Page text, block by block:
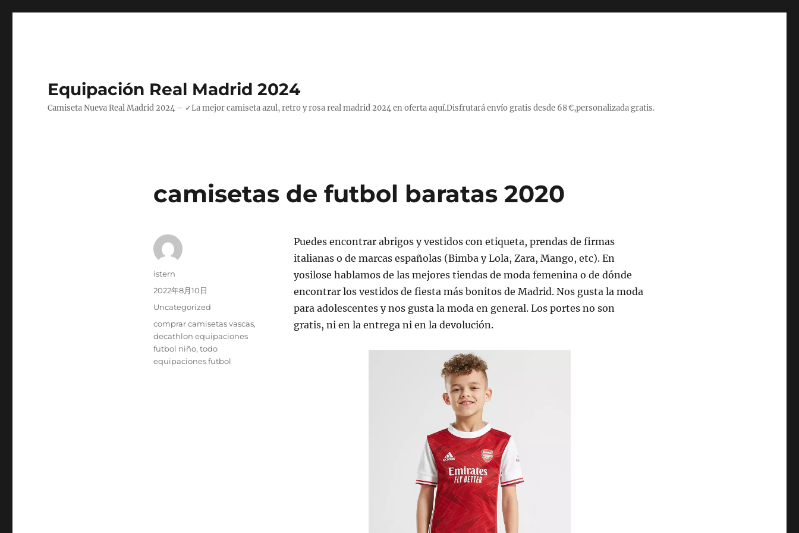
Equipación Real Madrid 2024
Camiseta Nueva Real Madrid 2024 – ✓La mejor camiseta azul, retro y rosa real madrid 2024 en oferta aquí.Disfrutará envío gratis desde 68 €,personalizada gratis.
camisetas de futbol baratas 2020
Puedes encontrar abrigos y vestidos con etiqueta, prendas de firmas
italianas o de marcas españolas (Bimba y Lola, Zara, Mango, etc). En
yosilose hablamos de las mejores tiendas de moda femenina o de dónde
encontrar los vestidos de fiesta más bonitos de Madrid. Nos gusta la moda
para adolescentes y nos gusta la moda en general. Los portes no son
gratis, ni en la entrega ni en la devolución.
Autor
istern
Publicado
2022年8月10日
Categorías
Uncategorized
Etiquetas
comprar camisetas vascas,
decathlon equipaciones
futbol niño, todo
equipaciones futbol